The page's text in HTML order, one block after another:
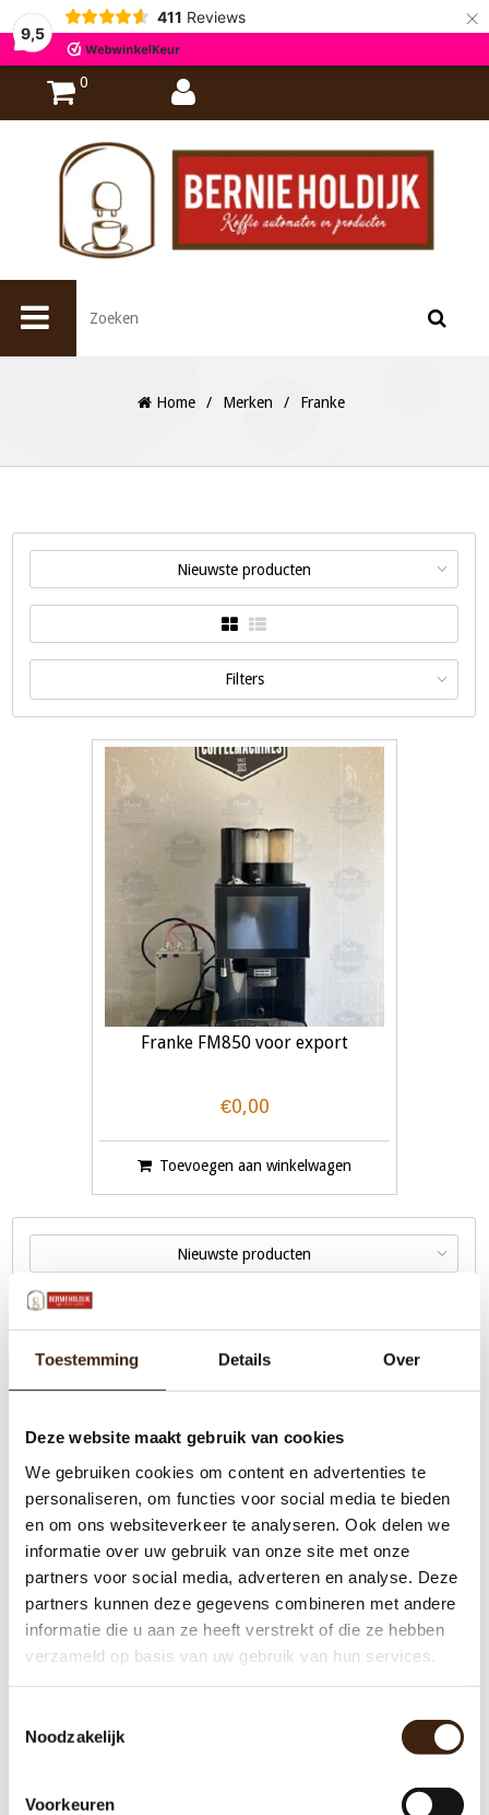
Toestemming Details Over
Deze website maakt gebruik van cookies
We gebruiken cookies om content en advertenties te
personaliseren, om functies voor social media te bieden
en om ons websiteverkeer te analyseren. Ook delen we
informatie over uw gebruik van onze site met onze
partners voor social media, adverteren en analyse. Deze
partners kunnen deze gegevens combineren met andere
informatie die u aan ze heeft verstrekt of die ze hebben
verzameld op basis van uw gebruik van hun services.
Noodzakelijk
Voorkeuren
9,5
411 Reviews ×
0
Home / Merken / Franke
Nieuwste producten
Filters
Franke FM850 voor export
€0,00
Toevoegen aan winkelwagen
Nieuwste producten
Menu
Machine Onderdelen
Producten
Werkplaats
Aanbieding
3 maanden garantie op gereviseerde machines